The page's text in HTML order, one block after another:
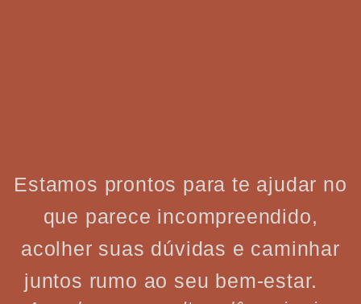
Estamos prontos para te ajudar no
que parece incompreendido,
acolher suas dúvidas e caminhar
juntos rumo ao seu bem-estar.